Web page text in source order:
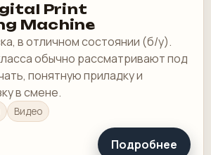
Print
Machine
в отличном состоянии (б/у).
обычно рассматривают под
понятную приладку и
в смене.
Видео
Подробнее